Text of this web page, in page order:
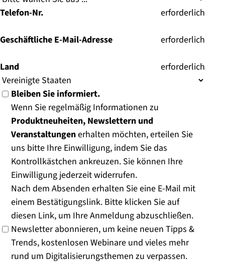
Telefon-Nr. (
erforderlich
Geschäftliche E-Mail-Adresse (
erforderlich
Land (
erforderlich
Bleiben Sie informiert.
Wenn Sie regelmäßig Informationen zu
Produktneuheiten, Newslettern und
Veranstaltungenerhalten möchten, erteilen Sie
uns bitte Ihre Einwilligung, indem Sie das
Kontrollkästchen ankreuzen. Sie können Ihre
Einwilligung jederzeit widerrufen.
Nach dem Absenden erhalten Sie eine E-Mail mit
einem Bestätigungslink. Bitte klicken Sie auf
diesen Link, um Ihre Anmeldung abzuschließen.
Newsletter abonnieren, um keine neuen Tipps &
Trends, kostenlosen Webinare und vieles mehr
rund um Digitalisierungsthemen zu verpassen.